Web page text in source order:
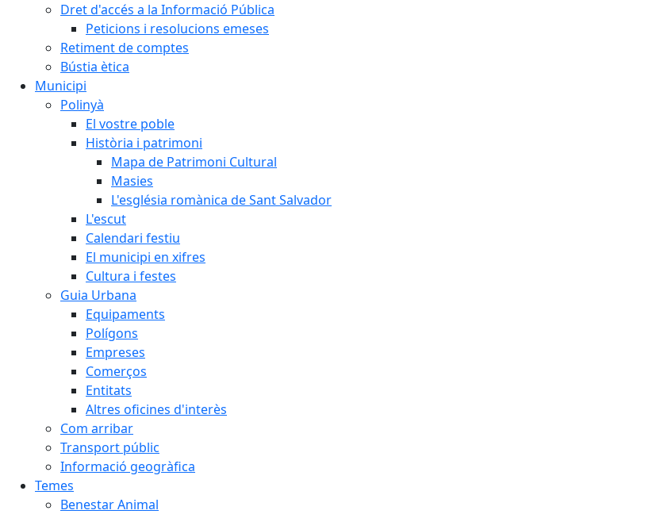
Dret d'accés a la Informació Pública
Peticions i resolucions emeses
Retiment de comptes
Bústia ètica
Municipi
Polinyà
El vostre poble
Història i patrimoni
Mapa de Patrimoni Cultural
Masies
L'església romànica de Sant Salvador
L'escut
Calendari festiu
El municipi en xifres
Cultura i festes
Guia Urbana
Equipaments
Polígons
Empreses
Comerços
Entitats
Altres oficines d'interès
Com arribar
Transport públic
Informació geogràfica
Temes
Benestar Animal